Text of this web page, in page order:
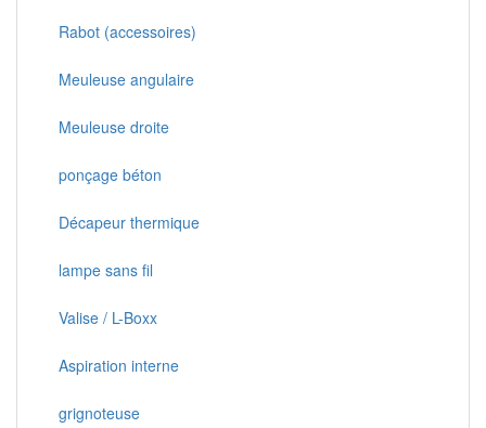
Rabot (accessoires)
Meuleuse angulaire
Meuleuse droite
ponçage béton
Décapeur thermique
lampe sans fil
Valise / L-Boxx
Aspiration interne
grignoteuse